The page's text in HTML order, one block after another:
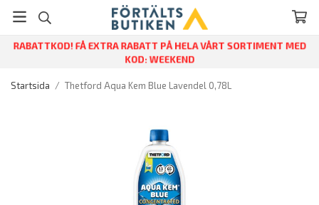
RABATTKOD! FÅ EXTRA RABATT PÅ HELA VÅRT SORTIMENT MED
KOD: WEEKEND
Startsida / Thetford Aqua Kem Blue Lavendel 0,78L